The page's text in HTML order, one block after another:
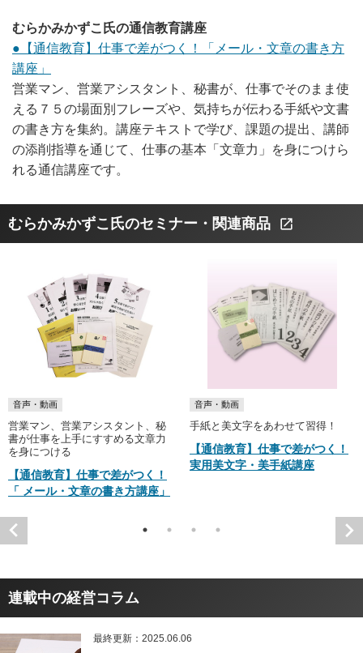
むらかみかずこ氏の通信教育講座
●【通信教育】仕事で差がつく！「メール・文章の書き方
講座」
営業マン、営業アシスタント、秘書が、仕事でそのまま使
える７５の場面別フレーズや、気持ちが伝わる手紙や文書
の書き方を集約。講座テキストで学び、課題の提出、講師
の添削指導を通じて、仕事の基本「文章力」を身につけら
れる通信講座です。
むらかみかずこ氏のセミナー・関連商品 open_in_new
音声・動画
営業マン、営業アシスタント、秘
書が仕事を上手にすすめる文章力
を身につける
【通信教育】仕事で差がつく！
「 メール・文章の書き方講座」
音声・動画
手紙と美文字をあわせて習得！
【通信教育】仕事で差がつく！
実用美文字・美手紙講座
連載中の経営コラム
最終更新：2025.06.06